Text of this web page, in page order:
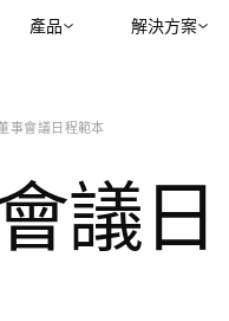
產品 解決方案
事會議日程範本
議日